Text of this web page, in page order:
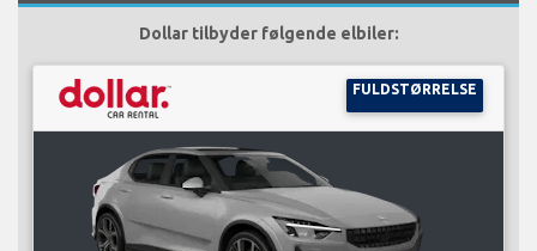
Dollar tilbyder følgende elbiler:
FULDSTØRRELSE